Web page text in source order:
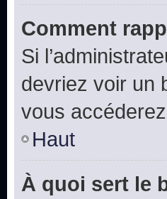
Comment
Si
devriez voir un
vous
Haut
À quoi sert le